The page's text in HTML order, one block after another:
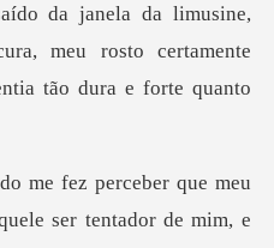
da janela da limusine,
r que meu
s